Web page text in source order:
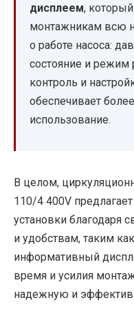
дисплеем,
монтажникам всю
о работе насоса:
состояние и режим
контроль и
обеспечивает
использование.
В целом,
110/4 400V
установки благодаря
и удобствам, таким
информативный
время и усилия
надежную и